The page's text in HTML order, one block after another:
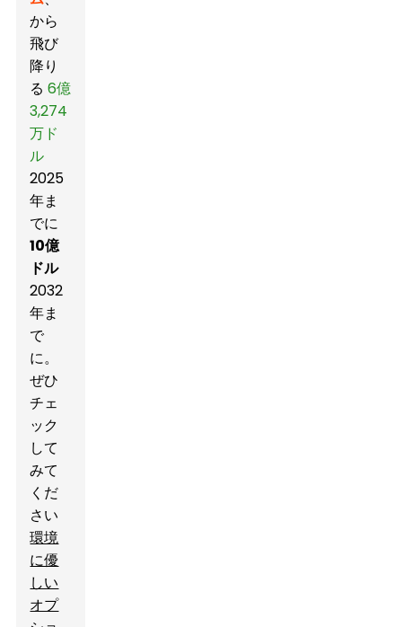
から
飛び
降り
る6億
3,274
万ド
ル
2025
年ま
でに
10億
ドル
2032
年ま
で
に。
ぜひ
チェ
ック
して
みて
くだ
さい
環境
に優
しい
オプ